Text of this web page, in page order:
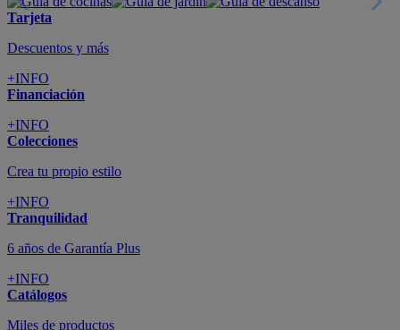
Tarjeta
Descuentos y más
+INFO
Financiación
+INFO
Colecciones
Crea tu propio estilo
+INFO
Tranquilidad
6 años de Garantía Plus
+INFO
Catálogos
Miles de productos